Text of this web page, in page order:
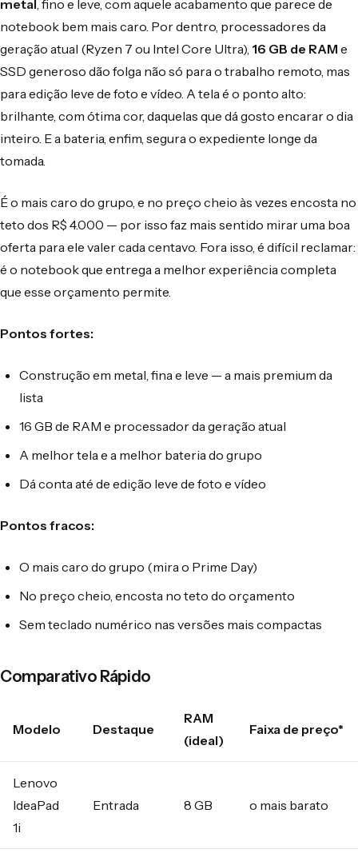
metal , fino e leve, com aquele acabamento que parece de
notebook bem mais caro. Por dentro, processadores da
geração atual (Ryzen 7 ou Intel Core Ultra), 16 GB de RAM e
SSD generoso dão folga não só para o trabalho remoto, mas
para edição leve de foto e vídeo. A tela é o ponto alto:
brilhante, com ótima cor, daquelas que dá gosto encarar o dia
inteiro. E a bateria, enfim, segura o expediente longe da
tomada.
É o mais caro do grupo, e no preço cheio às vezes encosta no
teto dos R$ 4.000 — por isso faz mais sentido mirar uma boa
oferta para ele valer cada centavo. Fora isso, é difícil reclamar:
é o notebook que entrega a melhor experiência completa
que esse orçamento permite.
Pontos fortes:
Construção em metal, fina e leve — a mais premium da
lista
16 GB de RAM e processador da geração atual
A melhor tela e a melhor bateria do grupo
Dá conta até de edição leve de foto e vídeo
Pontos fracos:
O mais caro do grupo (mira o Prime Day)
No preço cheio, encosta no teto do orçamento
Sem teclado numérico nas versões mais compactas
Comparativo Rápido
Modelo Destaque
RAM
(ideal)
Faixa de preço*
Lenovo
IdeaPad
1i
Entrada 8 GB o mais barato